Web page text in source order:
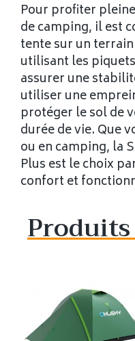
Pour profiter
de camping, il est
tente sur un
utilisant les
assurer une
utiliser une
protéger le sol de
durée de vie. Que
ou en camping, la
Plus est le choix
confort et